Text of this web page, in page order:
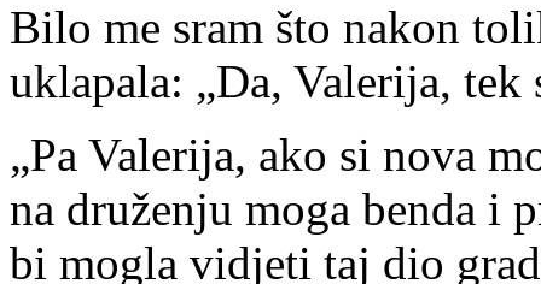
Bilo me sram što nakon
uklapala: „Da, Valerija, tek
„Pa Valerija, ako si nova
na druženju moga benda i
bi mogla vidjeti taj dio